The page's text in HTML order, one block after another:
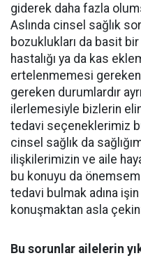
giderek daha fazla
Aslında cinsel sağlık
bozuklukları da basit
hastalığı ya da kas
ertelenmemesi gereken
gereken durumlardır
ilerlemesiyle bizlerin
tedavi seçeneklerimiz
cinsel sağlık da
ilişkilerimizin ve aile
bu konuyu da
tedavi bulmak adına
konuşmaktan asla
Bu sorunlar ailelerin